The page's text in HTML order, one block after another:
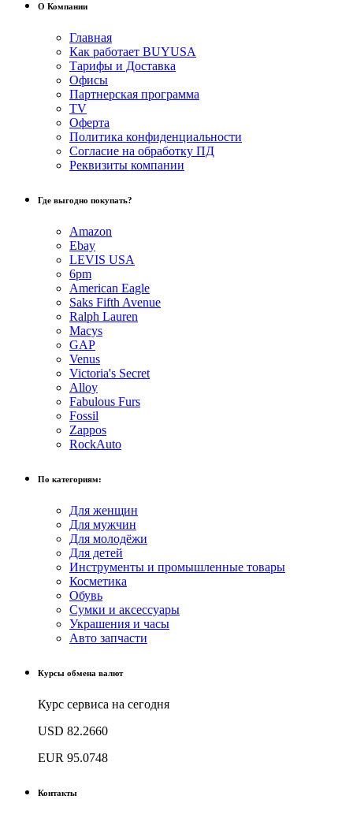
О Компании
Главная
Как работает BUYUSA
Тарифы и Доставка
Офисы
Партнерская программа
TV
Оферта
Политика конфиденциальности
Согласие на обработку ПД
Реквизиты компании
Где выгодно покупать?
Amazon
Ebay
LEVIS USA
6pm
American Eagle
Saks Fifth Avenue
Ralph Lauren
Macys
GAP
Venus
Victoria's Secret
Alloy
Fabulous Furs
Fossil
Zappos
RockAuto
По категориям:
Для женщин
Для мужчин
Для молодёжи
Для детей
Инструменты и промышленные товары
Косметика
Обувь
Сумки и аксессуары
Украшения и часы
Авто запчасти
Курсы обмена валют
Курс сервиса на сегодня
USD 82.2660
EUR 95.0748
Контакты